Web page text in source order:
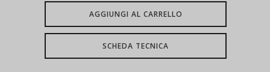
AGGIUNGI AL CARRELLO
SCHEDA TECNICA